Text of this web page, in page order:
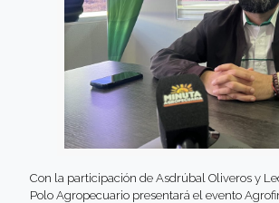
Con la participación de Asdrúbal Oliveros y
Polo Agropecuario presentará el evento